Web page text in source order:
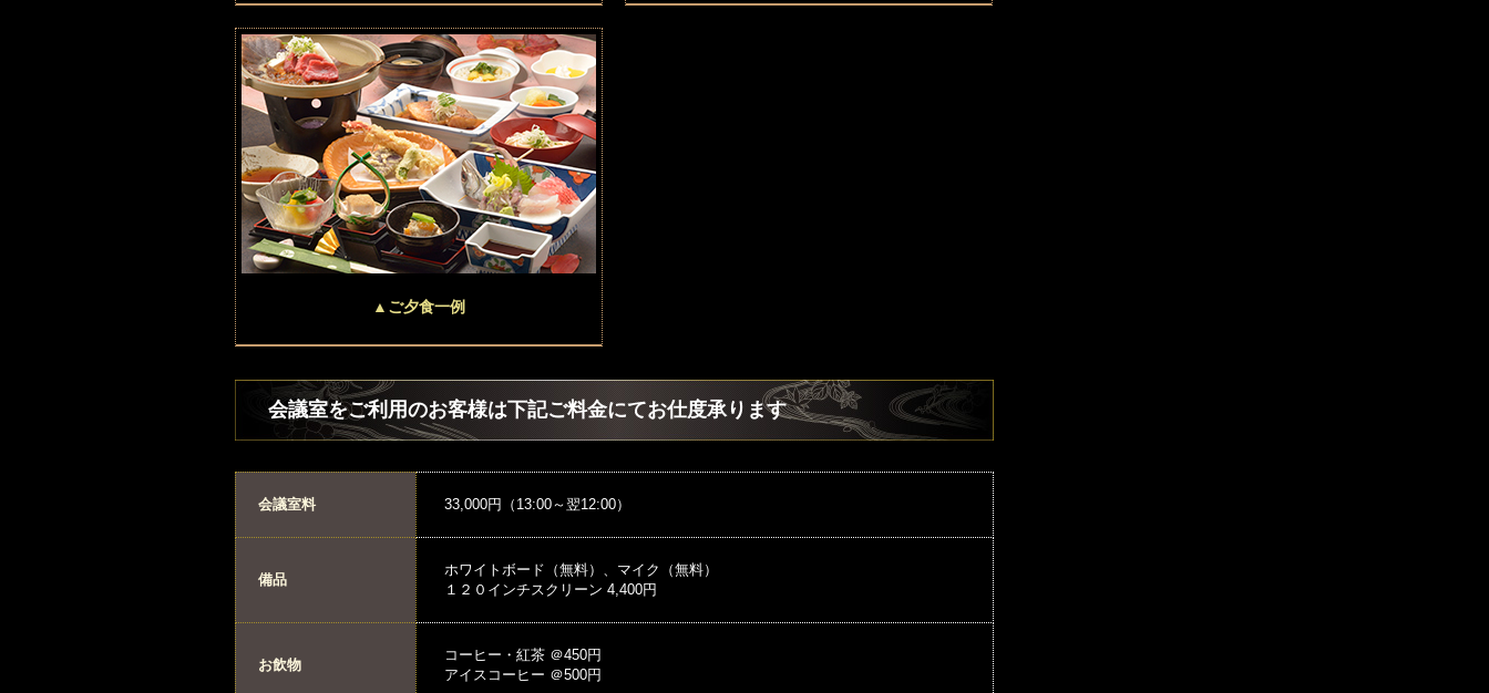
▲ご夕食一例
会議室をご利用のお客様は下記ご料金にてお仕度承ります
会議室料 33,000円（13:00～翌12:00）
備品
ホワイトボード（無料）、マイク（無料）
１２０インチスクリーン 4,400円
お飲物
コーヒー・紅茶 ＠450円
アイスコーヒー ＠500円